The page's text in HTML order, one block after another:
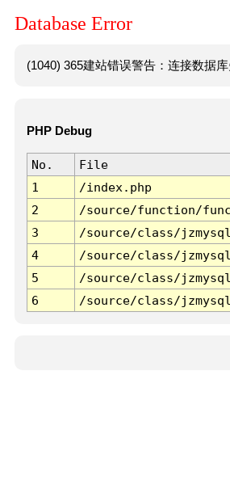
Database Error
(1040) 365建站错误警告：连接数据
PHP Debug
No. File
1
/index.php
2
/source/function/
3
/source/class/
4
/source/class/
5
/source/class/
6
/source/class/